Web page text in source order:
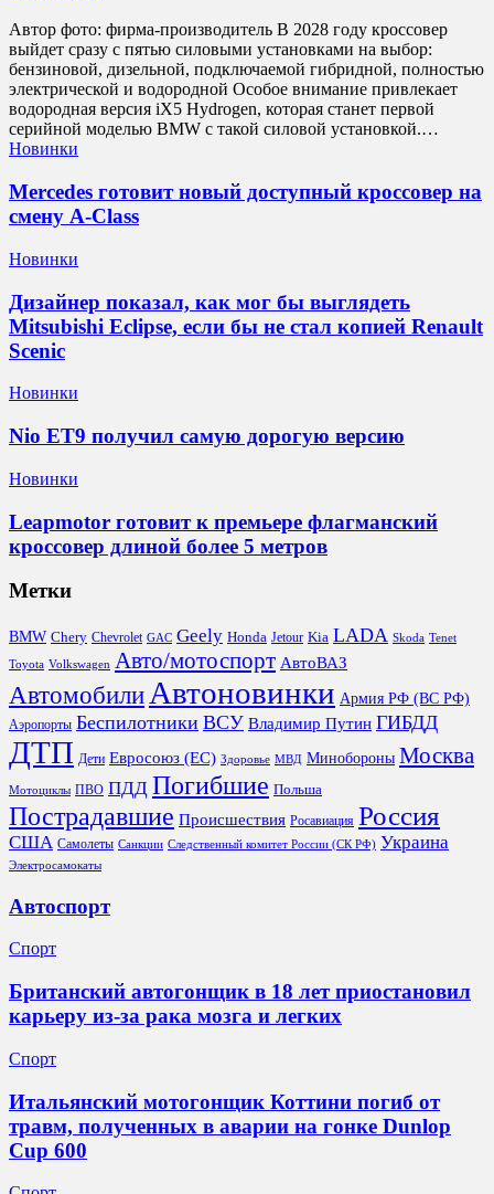
Автор фото: фирма-производитель В 2028 году кроссовер
выйдет сразу с пятью силовыми установками на выбор:
бензиновой, дизельной, подключаемой гибридной, полностью
электрической и водородной Особое внимание привлекает
водородная версия iX5 Hydrogen, которая станет первой
серийной моделью BMW с такой силовой установкой.…
Новинки
Mercedes готовит новый доступный кроссовер на
смену A-Class
Новинки
Дизайнер показал, как мог бы выглядеть
Mitsubishi Eclipse, если бы не стал копией Renault
Scenic
Новинки
Nio ET9 получил самую дорогую версию
Новинки
Leapmotor готовит к премьере флагманский
кроссовер длиной более 5 метров
Метки
BMW Chery Chevrolet GAC Geely Honda Jetour Kia LADA Skoda Tenet
Toyota Volkswagen Авто/мотоспорт АвтоВАЗ
Автомобили Автоновинки Армия РФ (ВС РФ)
Аэропорты Беспилотники ВСУ Владимир Путин ГИБДД
ДТП Дети Евросоюз (ЕС) Здоровье МВД Минобороны Москва
Мотоциклы ПВО ПДД Погибшие Польша
Пострадавшие Происшествия Росавиация Россия
США Самолеты Санкции Следственный комитет России (СК РФ) Украина
Электросамокаты
Автоспорт
Спорт
Британский автогонщик в 18 лет приостановил
карьеру из‑за рака мозга и легких
Спорт
Итальянский мотогонщик Коттини погиб от
травм, полученных в аварии на гонке Dunlop
Cup 600